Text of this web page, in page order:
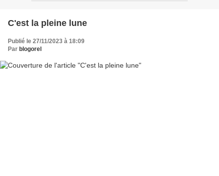
C'est la pleine lune
Publié le 27/11/2023 à 18:09
Par blogorel